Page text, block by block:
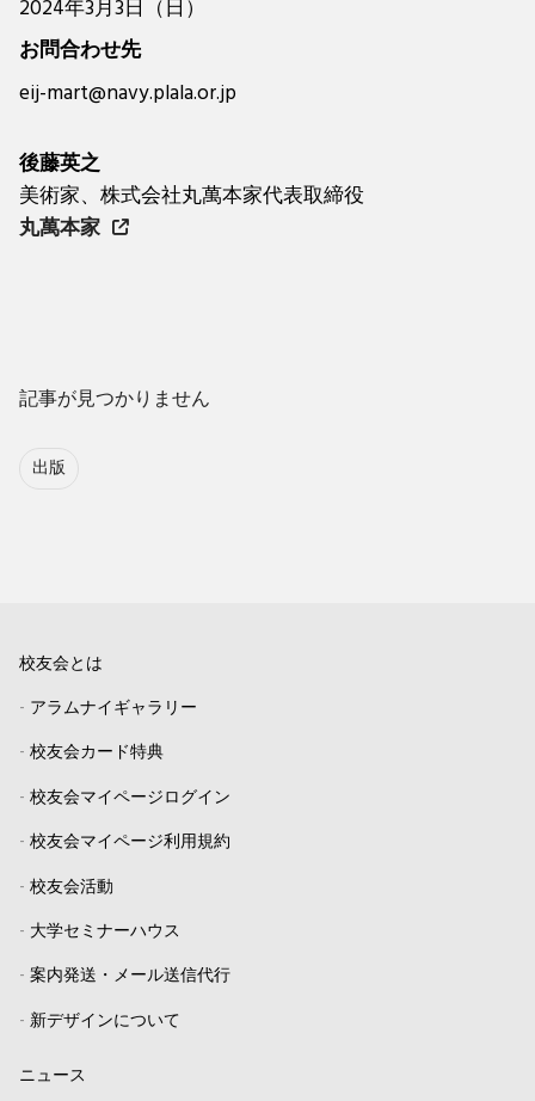
2024年3月3日（日）
お問合わせ先
eij-mart@navy.plala.or.jp
後藤英之
美術家、株式会社丸萬本家代表取締役
丸萬本家
記事が見つかりません
出版
校友会とは
- アラムナイギャラリー
- 校友会カード特典
- 校友会マイページログイン
- 校友会マイページ利用規約
- 校友会活動
- 大学セミナーハウス
- 案内発送・メール送信代行
- 新デザインについて
ニュース